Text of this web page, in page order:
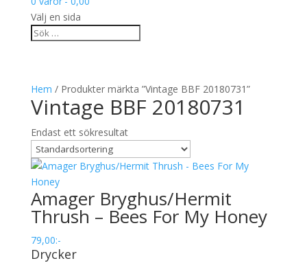
Välj en sida
Hem / Produkter märkta ”Vintage BBF 20180731”
Vintage BBF 20180731
Endast ett sökresultat
Amager Bryghus/Hermit
Thrush – Bees For My Honey
79,00:-
Drycker